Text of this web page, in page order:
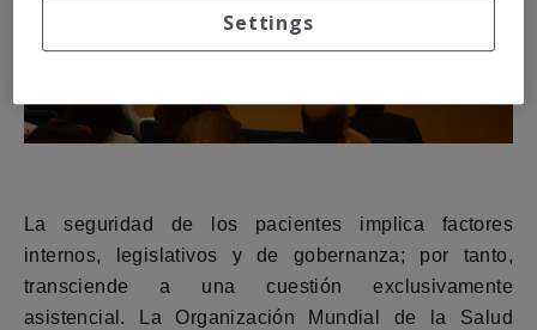
La seguridad de los pacientes implica factores
internos, legislativos y de gobernanza; por tanto,
transciende a una cuestión exclusivamente
asistencial. La Organización Mundial de la Salud
Settings